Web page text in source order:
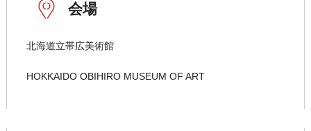
会場
北海道立帯広美術館
HOKKAIDO OBIHIRO MUSEUM OF ART